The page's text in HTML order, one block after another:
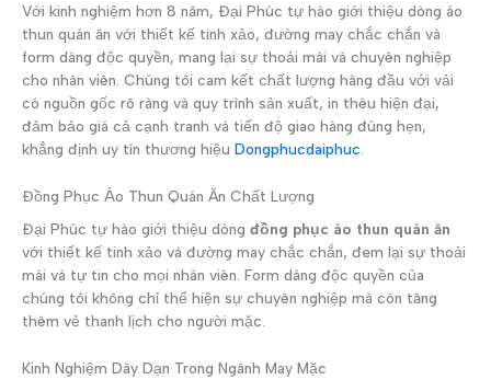
Với kinh nghiệm hơn 8 năm, Đại Phúc tự hào giới thiệu dòng áo
thun quán ăn với thiết kế tinh xảo, đường may chắc chắn và
form dáng độc quyền, mang lại sự thoải mái và chuyên nghiệp
cho nhân viên. Chúng tôi cam kết chất lượng hàng đầu với vải
có nguồn gốc rõ ràng và quy trình sản xuất, in thêu hiện đại,
đảm bảo giá cả cạnh tranh và tiến độ giao hàng đúng hẹn,
khẳng định uy tín thương hiệu Dongphucdaiphuc
Đồng Phục Áo Thun Quán Ăn Chất Lượng
Đại Phúc tự hào giới thiệu dòng đồng phục áo thun quán ăn
với thiết kế tinh xảo và đường may chắc chắn, đem lại sự thoải
mái và tự tin cho mọi nhân viên. Form dáng độc quyền của
chúng tôi không chỉ thể hiện sự chuyên nghiệp mà còn tăng
thêm vẻ thanh lịch cho người mặc.
Kinh Nghiệm Dày Dạn Trong Ngành May Mặc